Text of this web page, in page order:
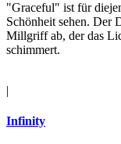
"Graceful" ist für
Schönheit sehen. Der
Millgriff ab, der das
schimmert.
|
Infinity